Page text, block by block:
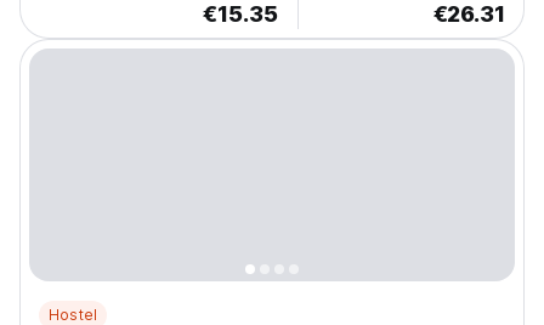
€15.35 €26.31
Hostel